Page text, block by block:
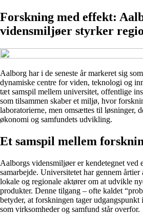
Forskning med effekt:
vidensmiljøer styrker
Aalborg har i de seneste år markeret sig
dynamiske centre for viden, teknologi og
tæt samspil mellem universitet, offentlige
som tilsammen skaber et miljø, hvor
laboratorierne, men omsættes til løsninger,
økonomi og samfundets udvikling.
Et samspil mellem
Aalborgs vidensmiljøer er kendetegnet
samarbejde. Universitetet har gennem
lokale og regionale aktører om at udvikle
produkter. Denne tilgang – ofte kaldet
betyder, at forskningen tager
som virksomheder og samfund står overfor.